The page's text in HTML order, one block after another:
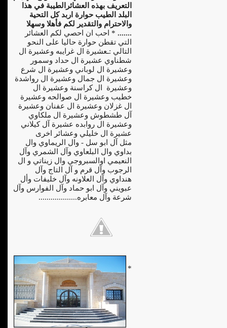
التعريف بهذه العشائرالطيبة في هذا
البلد الطيب حوارة اربد كل التحية
والاحترام والتقدير لكم فأهلا وسهلا
....... * احب ان احصي لكم العشائر
التي تقطن حوارة حاليا على النحو
التالي :ـعشيرة ال غرايبه وعشيرة ال
شطناوي عشيرة ال حداد وسمور
وعشيرة ال لوباني وعشيرة ال شرع
وعشيرة ال جمال وعشيرة ال رواشدة
وعشيرة ال كراسنة وعشيرة ال
خطيب وعشيرة ال صوالحه وعشيرة
ال غزلان وعشيرة ال عفنان وعشيرة
آل طشطوش وعشيرة ال ملكاوي
وعشيرة ال روابده عشيرة آل كيلاني
عشيرة ال خليلي وعشائر اخرى
مثل آل ابو سل - وال الريماوي وال
بداوي وال البلعاوي وآل الشمري وآل
النعيمي اوالسبروجي وال زيناتي و ال
الرجوب وآل قرم و آل التاج وآل
هنداوي وآل العلاونه وآل خليفات وأل
عبويني وآل ابو حماد وآل الفوارس وآل
شرعة وآل معابره...................
*